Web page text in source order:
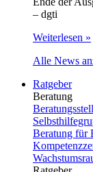
– dgti
Weiterlesen »
Alle News
Ratgeber
Beratung
Beratung für